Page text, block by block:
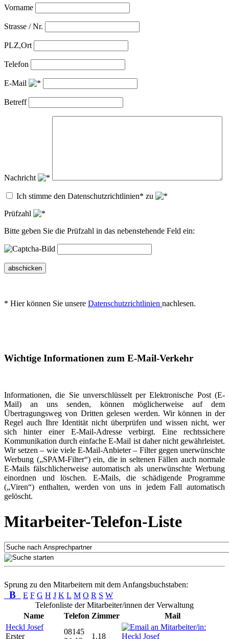
Vorname
Strasse / Nr.
PLZ,Ort
Telefon
E-Mail
Betreff
Nachricht
Ich stimme den Datenschutzrichtlinien* zu
Prüfzahl
Bitte geben Sie die Prüfzahl in das nebenstehende Feld ein:
abschicken
* Hier können Sie unsere Datenschutzrichtlinien nachlesen.
Wichtige Informationen zum E-Mail-Verkehr
Informationen, die Sie unverschlüsselt per Elektronische Post (E-
Mail) an uns senden, können möglicherweise auf dem
Übertragungsweg von Dritten gelesen werden. Wir können in der
Regel auch Ihre Identität nicht überprüfen und wissen nicht, wer
sich hinter einer E-Mail-Adresse verbirgt. Eine rechtssichere
Kommunikation durch einfache E-Mail ist daher nicht gewährleistet.
Wir setzen – wie viele E-Mail-Anbieter – Filter gegen unerwünschte
Werbung („SPAM-Filter“) ein, die in seltenen Fällen auch normale
E-Mails fälschlicherweise automatisch als unerwünschte Werbung
einordnen und löschen. E-Mails, die schädigende Programme
(„Viren“) enthalten, werden von uns in jedem Fall automatisch
gelöscht.
Mitarbeiter-Telefon-Liste
Sprung zu den Mitarbeitern mit dem Anfangsbuchstaben:
B E F G H J K L M O R S W
Telefonliste der Mitarbeiter/innen der Verwaltung
Name
Telefon Zimmer
Mail
Heckl Josef
Erster
08145
1.18